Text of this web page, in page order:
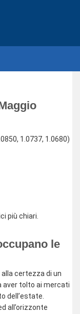
1.0737, 1.0680)
più chiari.
le
certezza di un
aver tolto ai mercati
dell’estate.
all’orizzonte